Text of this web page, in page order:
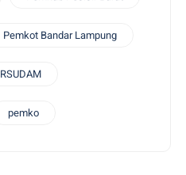
Pemkot Bandar Lampung
RSUDAM
pemko